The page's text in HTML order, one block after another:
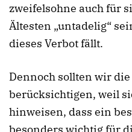
zweifelsohne auch für
Ältesten „untadelig“
dieses Verbot fällt.
Dennoch sollten wir
berücksichtigen, weil
hinweisen, dass ein